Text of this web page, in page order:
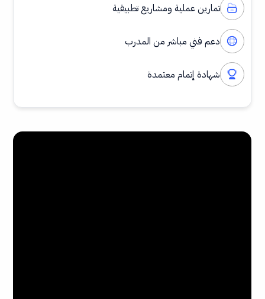
تمارين عملية ومشاريع تطبيقية
دعم فني مباشر من المدرب
شهادة إتمام معتمدة